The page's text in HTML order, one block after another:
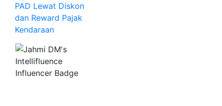
PAD Lewat Diskon
dan Reward Pajak
Kendaraan